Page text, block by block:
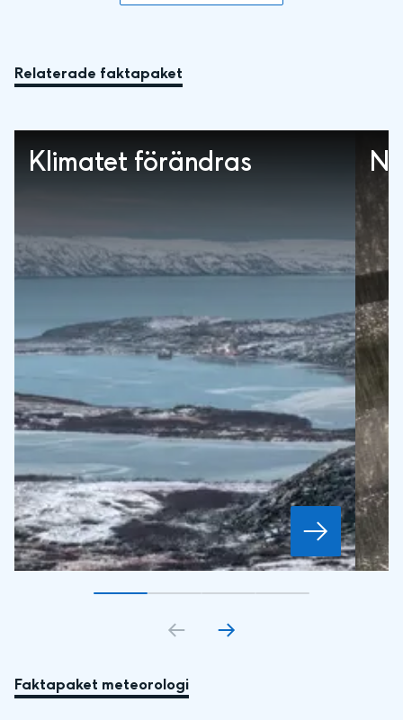
Relaterade faktapaket
Klimatet förändras
Gå till bildkort1
Gå till bildkort2
Gå till bildkort3
Gå till bildkort
Faktapaket meteorologi